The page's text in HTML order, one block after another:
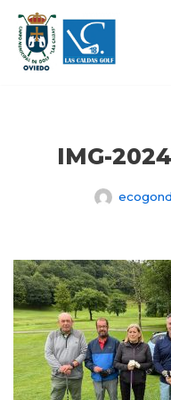
Saltar
al
IMG-